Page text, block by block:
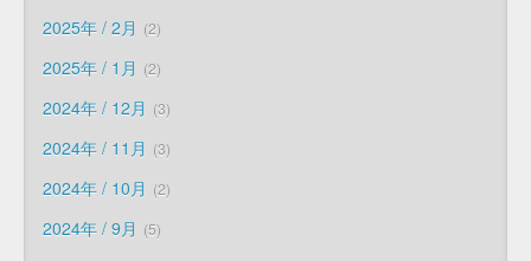
2025年 / 2月 2
2025年 / 1月 2
2024年 / 12月 3
2024年 / 11月 3
2024年 / 10月 2
2024年 / 9月 5